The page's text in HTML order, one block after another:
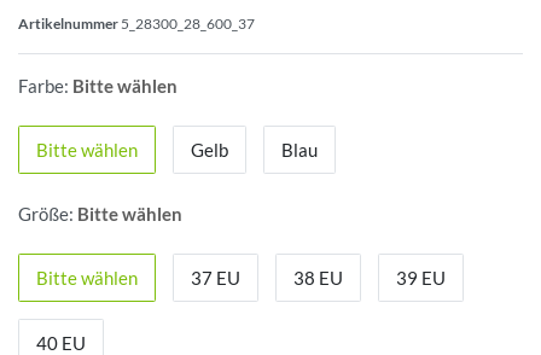
Artikelnummer 5_28300_28_600_37
Farbe: Bitte wählen
Bitte wählen Gelb Blau
Größe: Bitte wählen
Bitte wählen 37 EU 38 EU 39 EU
40 EU